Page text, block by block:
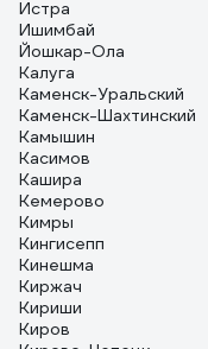
Истра
Ишимбай
Йошкар-Ола
Калуга
Каменск-Уральский
Каменск-Шахтинский
Камышин
Касимов
Кашира
Кемерово
Кимры
Кингисепп
Кинешма
Киржач
Кириши
Киров